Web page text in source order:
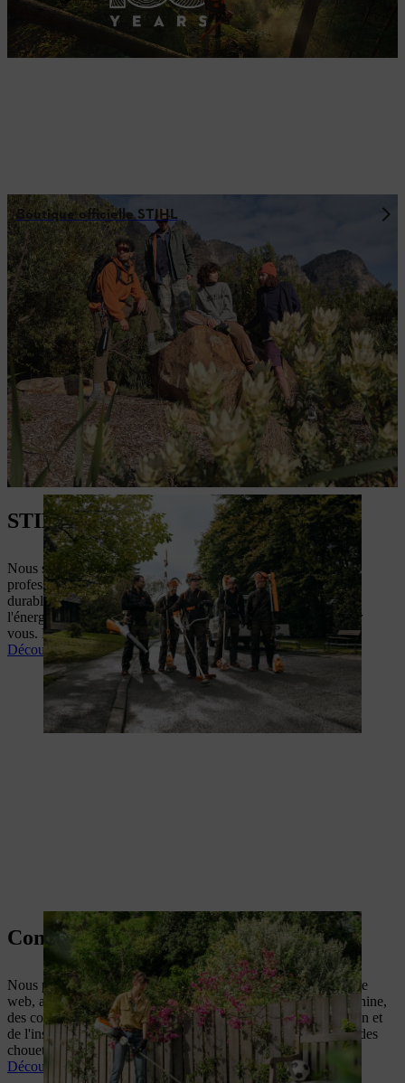
Boutique officielle STIHL
STIHL Pro Solutions
Nous savons ce qui est important pour vous en tant que
professionnel : fournir un travail de qualité de manière rapide,
durable et efficace. Qu'il s'agisse de machines, de gestion de
l'énergie ou de solutions de financement, nous sommes là pour
vous. Découvrez par vous-même la valeur de notre offre.
Découvrez nos solutions
Conseils
Nous publions régulièrement de nouveaux articles sur notre site
web, avec des informations utiles sur l'utilisation de votre machine,
des conseils de jardinage pratiques sur l'entretien de votre jardin et
de l'inspiration pour retrousser vous-même vos manches avec des
chouettes projets DIY.
Découvrez tous nos thèmes